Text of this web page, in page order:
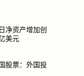
净资产增加创
美元
股票：外国投